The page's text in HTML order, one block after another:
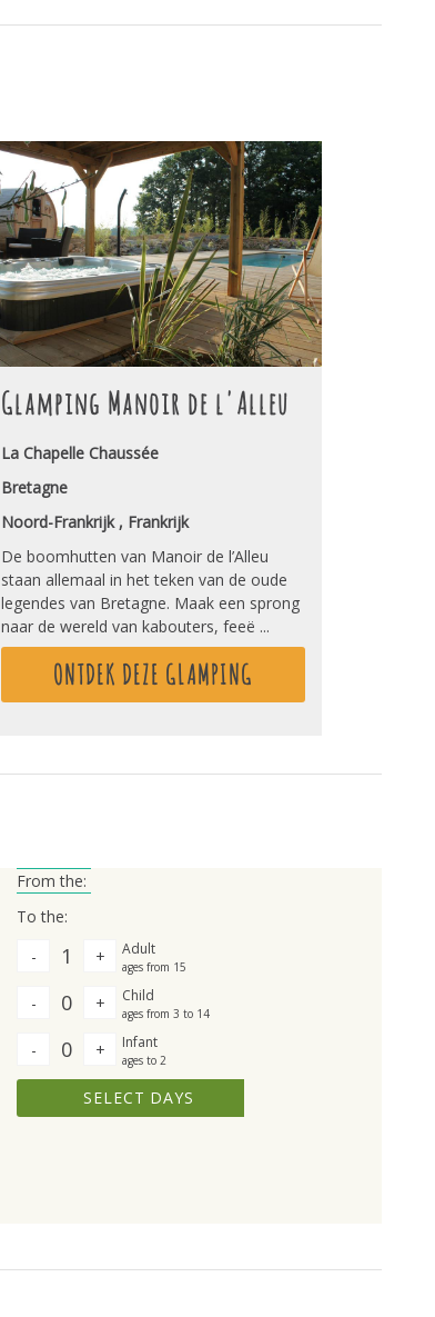
Glamping Manoir de l'Alleu
La Chapelle Chaussée
Bretagne
Noord-Frankrijk , Frankrijk
De boomhutten van Manoir de l’Alleu
staan allemaal in het teken van de oude
legendes van Bretagne. Maak een sprong
naar de wereld van kabouters, feeë ...
ONTDEK DEZE GLAMPING
From the:
To the:
-
1 + Adult
ages from 15
- 0 + Child
ages from 3 to 14
- 0 + Infant
ages to 2
SELECT DAYS